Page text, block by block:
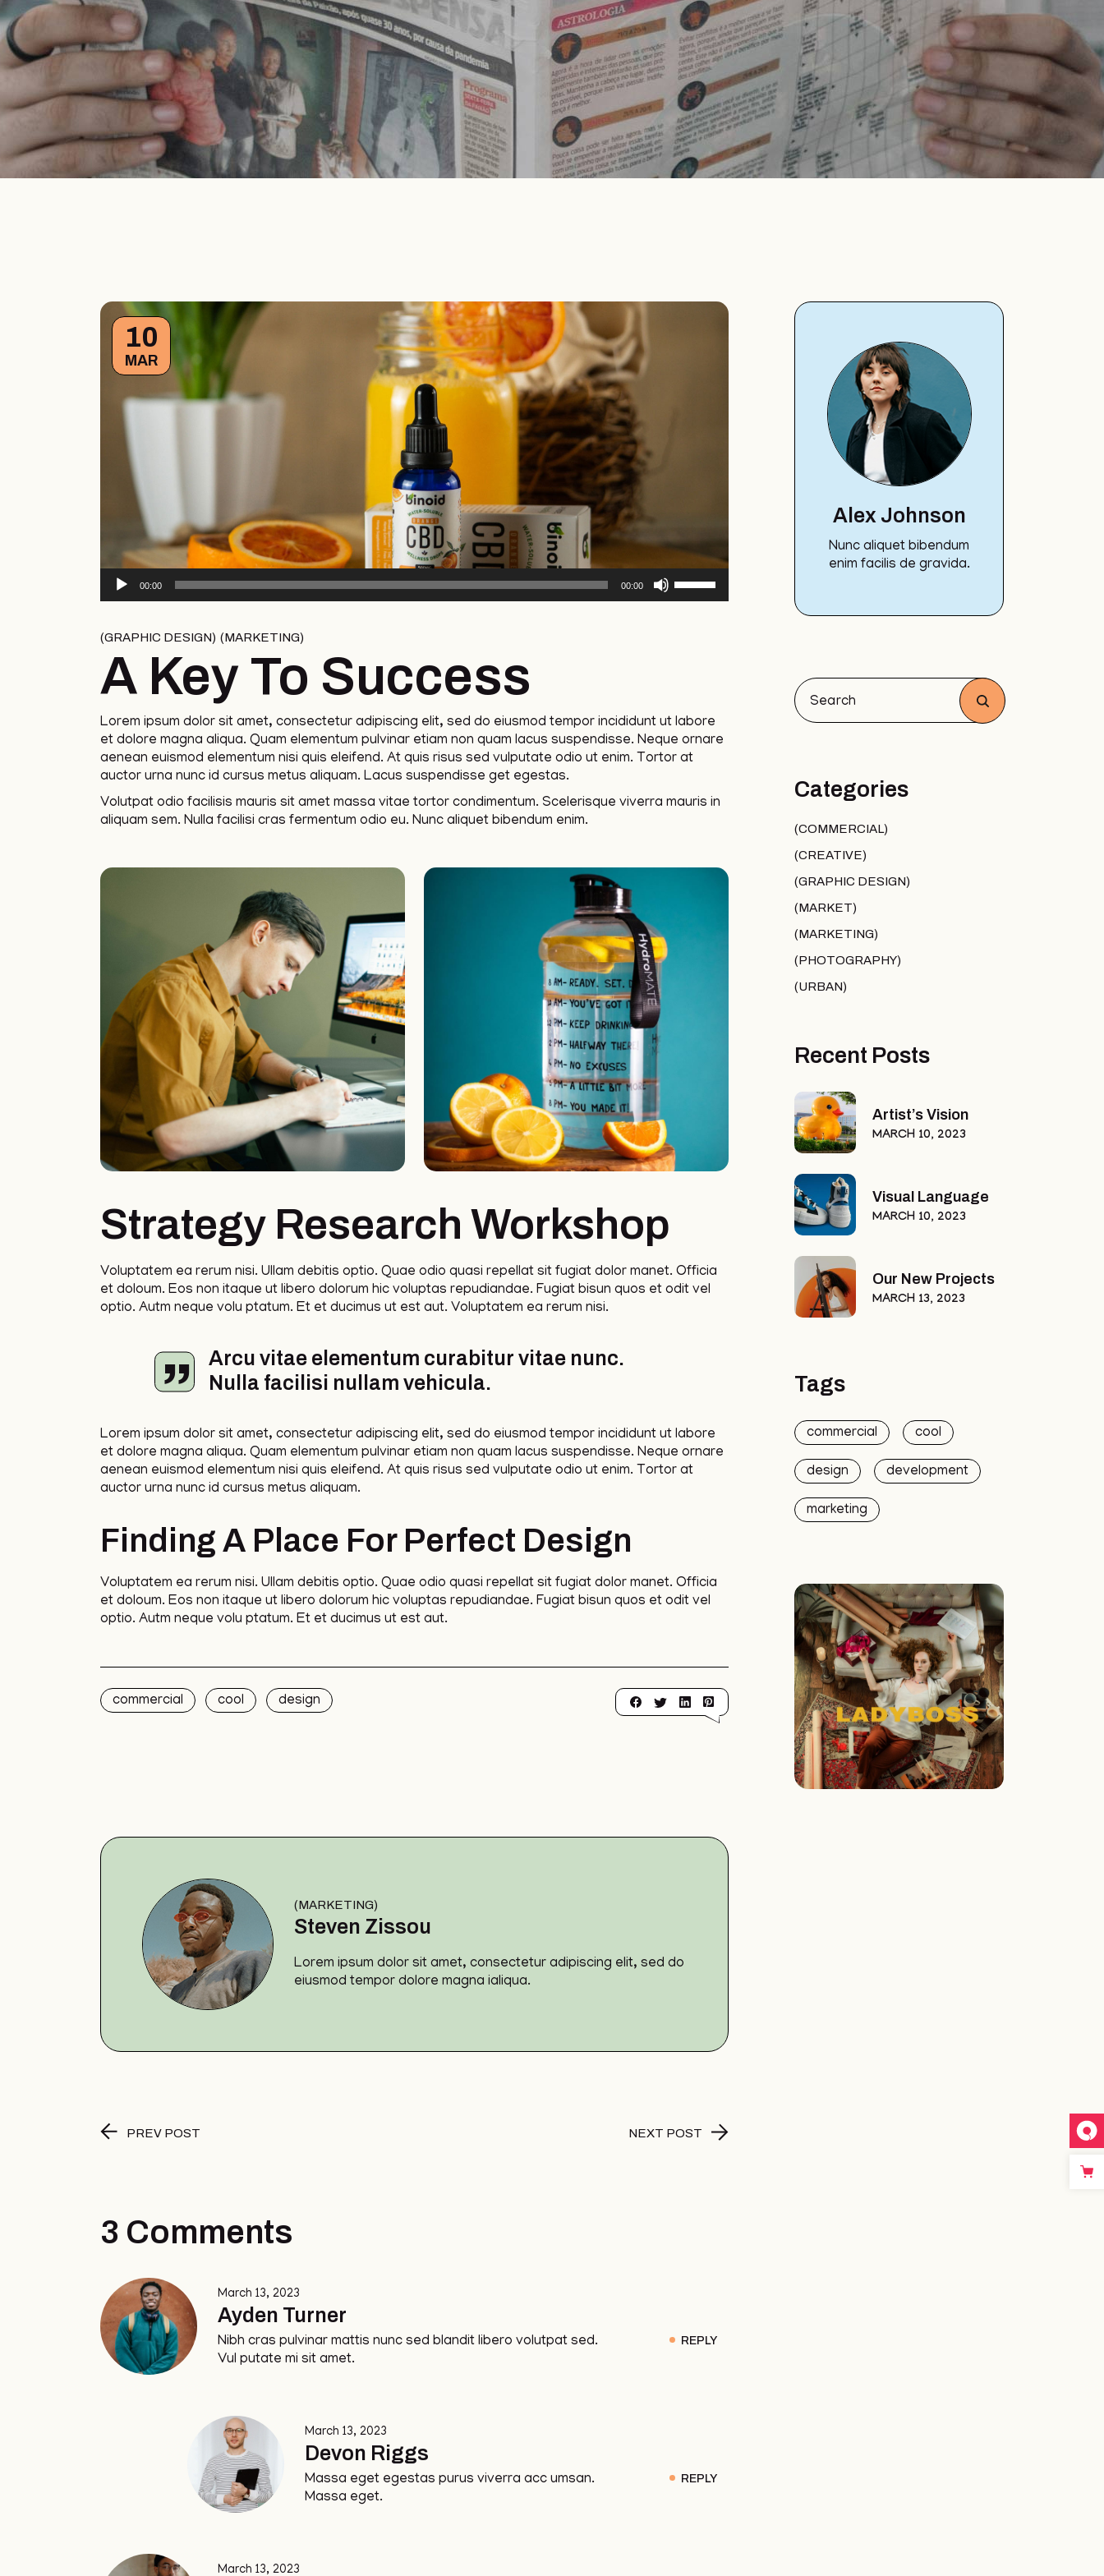
10
MAR
Audio
Player
00:00 00:00
volume.
GRAPHIC DESIGN MARKETING
A Key To Success
Lorem ipsum dolor sit amet, consectetur adipiscing elit, sed do eiusmod tempor incididunt ut labore
et dolore magna aliqua. Quam elementum pulvinar etiam non quam lacus suspendisse. Neque ornare
aenean euismod elementum nisi quis eleifend. At quis risus sed vulputate odio ut enim. Tortor at
auctor urna nunc id cursus metus aliquam. Lacus suspendisse get egestas.
Volutpat odio facilisis mauris sit amet massa vitae tortor condimentum. Scelerisque viverra mauris in
aliquam sem. Nulla facilisi cras fermentum odio eu. Nunc aliquet bibendum enim.
Strategy Research Workshop
Voluptatem ea rerum nisi. Ullam debitis optio. Quae odio quasi repellat sit fugiat dolor manet. Officia
et doloum. Eos non itaque ut libero dolorum hic voluptas repudiandae. Fugiat bisun quos et odit vel
optio. Autm neque volu ptatum. Et et ducimus ut est aut. Voluptatem ea rerum nisi.
Arcu vitae elementum curabitur vitae nunc.
Nulla facilisi nullam vehicula.
Lorem ipsum dolor sit amet, consectetur adipiscing elit, sed do eiusmod tempor incididunt ut labore
et dolore magna aliqua. Quam elementum pulvinar etiam non quam lacus suspendisse. Neque ornare
aenean euismod elementum nisi quis eleifend. At quis risus sed vulputate odio ut enim. Tortor at
auctor urna nunc id cursus metus aliquam.
Finding A Place For Perfect Design
Voluptatem ea rerum nisi. Ullam debitis optio. Quae odio quasi repellat sit fugiat dolor manet. Officia
et doloum. Eos non itaque ut libero dolorum hic voluptas repudiandae. Fugiat bisun quos et odit vel
optio. Autm neque volu ptatum. Et et ducimus ut est aut.
commercial cool design
(MARKETING)
Steven Zissou
Lorem ipsum dolor sit amet, consectetur adipiscing elit, sed do
eiusmod tempor dolore magna ialiqua.
PREV POST NEXT POST
3 Comments
March 13, 2023
Ayden Turner
Nibh cras pulvinar mattis nunc sed blandit libero volutpat sed.
Vul putate mi sit amet.
REPLY
March 13, 2023
Devon Riggs
Massa eget egestas purus viverra acc umsan.
Massa eget.
REPLY
March 13, 2023
Alex Johnson
Nunc aliquet bibendum
enim facilis de gravida.
Categories
COMMERCIAL
CREATIVE
GRAPHIC DESIGN
MARKET
MARKETING
PHOTOGRAPHY
URBAN
Recent Posts
Artist’s Vision
MARCH 10, 2023
Visual Language
MARCH 10, 2023
Our New Projects
MARCH 13, 2023
Tags
commercial cool
design development
marketing